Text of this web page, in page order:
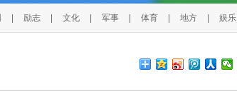
励志 文化 军事 体育 地方 娱乐